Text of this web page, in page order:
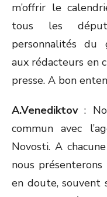
m’offrir le
tous les
personnalités du
aux rédacteurs en
presse. A bon
A.Venediktov:
commun avec
Novosti. A
nous
en doute, souvent